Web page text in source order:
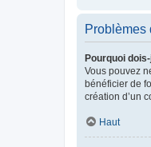
Problèmes
Pourquoi
Vous pouvez
bénéficier de
création d’un
Haut